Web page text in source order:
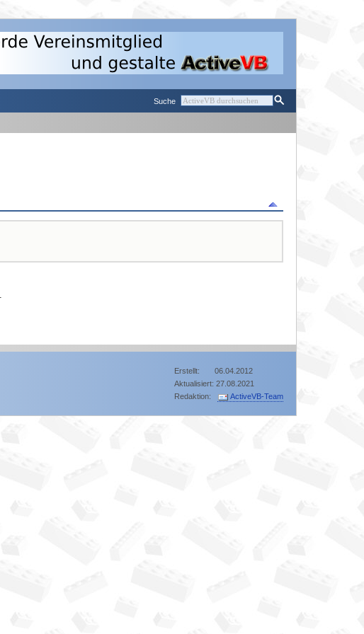
Suche
Erstellt: 06.04.2012
Aktualisiert: 27.08.2021
Redaktion:
ActiveVB-Team